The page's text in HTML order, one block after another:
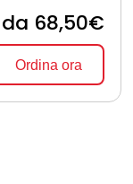
da 68,50€
Ordina ora